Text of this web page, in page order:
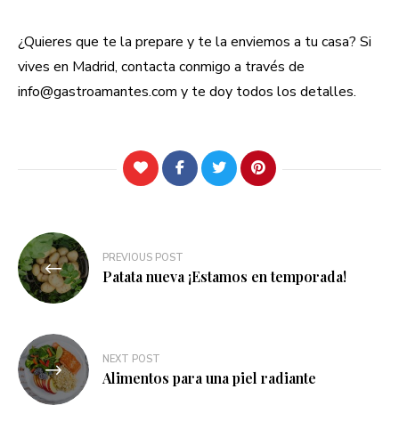
¿Quieres que te la prepare y te la enviemos a tu casa? Si
vives en Madrid, contacta conmigo a través de
info@gastroamantes.com y te doy todos los detalles.
Navegación
de
entradas
PREVIOUS POST
Patata nueva ¡Estamos en temporada!
NEXT POST
Alimentos para una piel radiante